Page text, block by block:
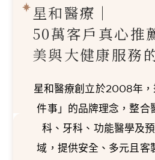
星和醫療｜
50萬客戶真心推
美與大健康服務
星和醫療創立於2008年
件事」的品牌理念，整合
科、牙科、功能醫學及
域，提供安全、多元且客